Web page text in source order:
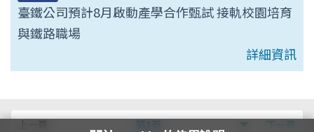
臺鐵公司預計8月啟動產學合作甄試 接軌校園培育
與鐵路職場
詳細資訊
上一頁 第
第1頁
下一頁